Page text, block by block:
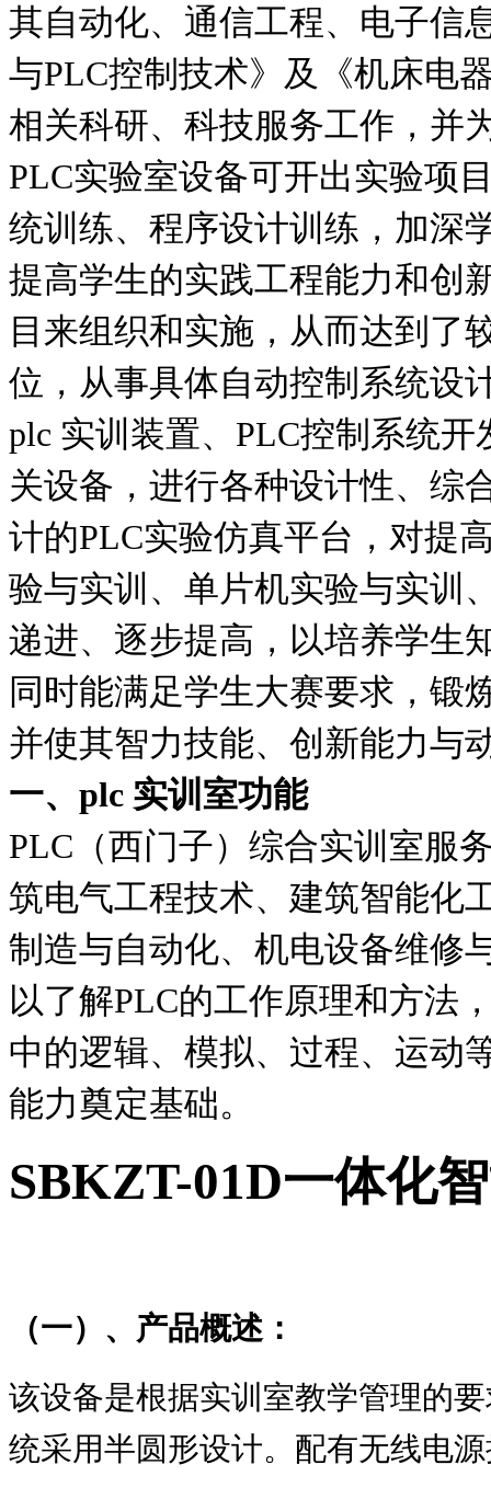
其自动化、通信工程、电子信
与PLC控制技术》及《机床电
相关科研、科技服务工作，并
PLC实验室设备可开出实验项
统训练、程序设计训练，加深
提高学生的实践工程能力和创
目来组织和实施，从而达到了
位，从事具体自动控制系统设
plc 实训装置、PLC控制系统
关设备，进行各种设计性、综
计的PLC实验仿真平台，对提
验与实训、单片机实验与实训
递进、逐步提高，以培养学生
同时能满足学生大赛要求，锻
并使其智力技能、创新能力与
一、plc 实训室功能
PLC（西门子）综合实训室服
筑电气工程技术、建筑智能化
制造与自动化、机电设备维修
以了解PLC的工作原理和方法
中的逻辑、模拟、过程、运动
能力奠定基础。
SBKZT-01D一体化
（一）、产品概述：
该设备是根据实训室教学管理的
统采用半圆形设计。配有无线电